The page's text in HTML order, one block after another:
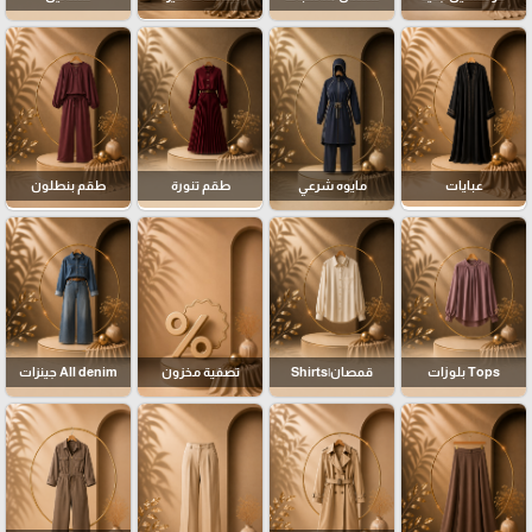
عبايات مايوه شرعي طقم تنورة طقم بنطلون
Tops بلوزات قمصان|Shirts تصفية مخزون All denim جينزات